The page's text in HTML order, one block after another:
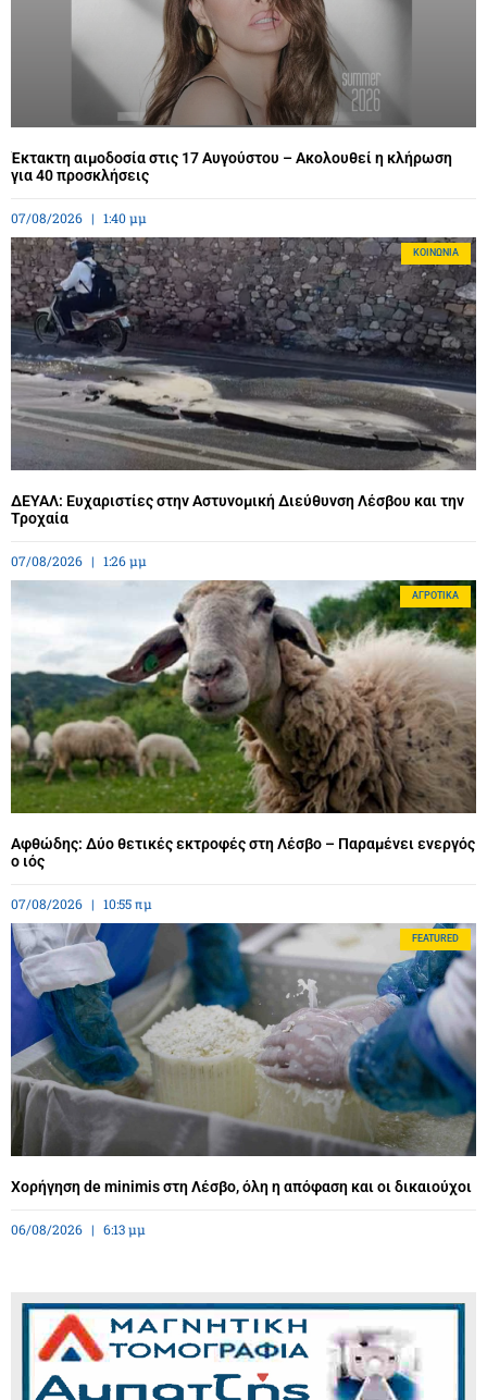
Έκτακτη αιμοδοσία στις 17 Αυγούστου – Ακολουθεί η κλήρωση
για 40 προσκλήσεις
07/08/2026 1:40 μμ
ΚΟΙΝΩΝΊΑ
ΔΕΥΑΛ: Ευχαριστίες στην Αστυνομική Διεύθυνση Λέσβου και την
Τροχαία
07/08/2026 1:26 μμ
ΑΓΡΟΤΙΚΆ
Αφθώδης: Δύο θετικές εκτροφές στη Λέσβο – Παραμένει ενεργός
ο ιός
07/08/2026 10:55 πμ
FEATURED
Χορήγηση de minimis στη Λέσβο, όλη η απόφαση και οι δικαιούχοι
06/08/2026 6:13 μμ